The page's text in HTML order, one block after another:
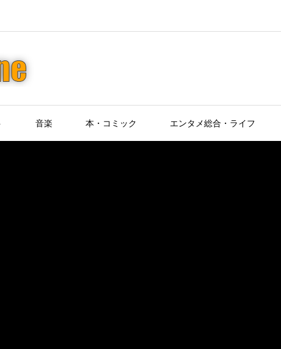
音楽 本・コミック エンタメ総合・ライフ